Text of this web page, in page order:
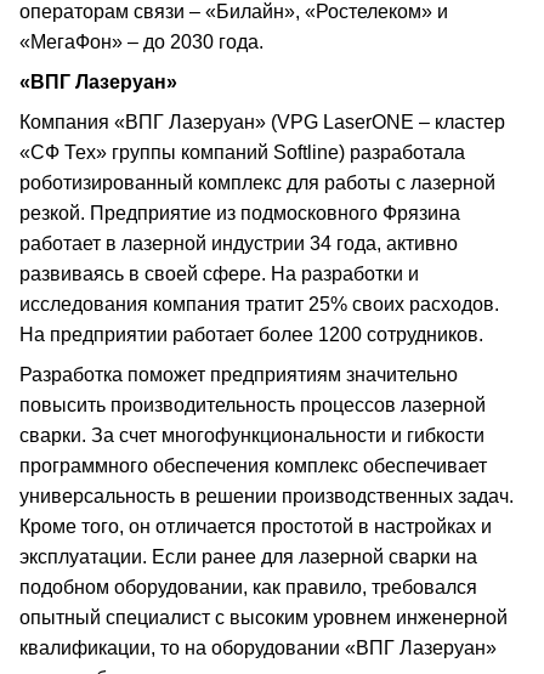
операторам связи – «Билайн», «Ростелеком» и
«МегаФон» – до 2030 года.
«ВПГ Лазеруан»
Компания «ВПГ Лазеруан» (VPG LaserONE – кластер
«СФ Тех» группы компаний Softline) разработала
роботизированный комплекс для работы с лазерной
резкой. Предприятие из подмосковного Фрязина
работает в лазерной индустрии 34 года, активно
развиваясь в своей сфере. На разработки и
исследования компания тратит 25% своих расходов.
На предприятии работает более 1200 сотрудников.
Разработка поможет предприятиям значительно
повысить производительность процессов лазерной
сварки. За счет многофункциональности и гибкости
программного обеспечения комплекс обеспечивает
универсальность в решении производственных задач.
Кроме того, он отличается простотой в настройках и
эксплуатации. Если ранее для лазерной сварки на
подобном оборудовании, как правило, требовался
опытный специалист с высоким уровнем инженерной
квалификации, то на оборудовании «ВПГ Лазеруан»